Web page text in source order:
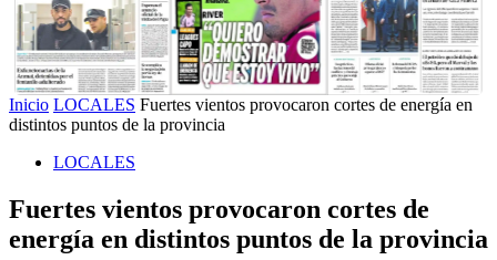
Inicio LOCALES Fuertes vientos provocaron cortes de energía en
distintos puntos de la provincia
LOCALES
Fuertes vientos provocaron cortes de
energía en distintos puntos de la provincia